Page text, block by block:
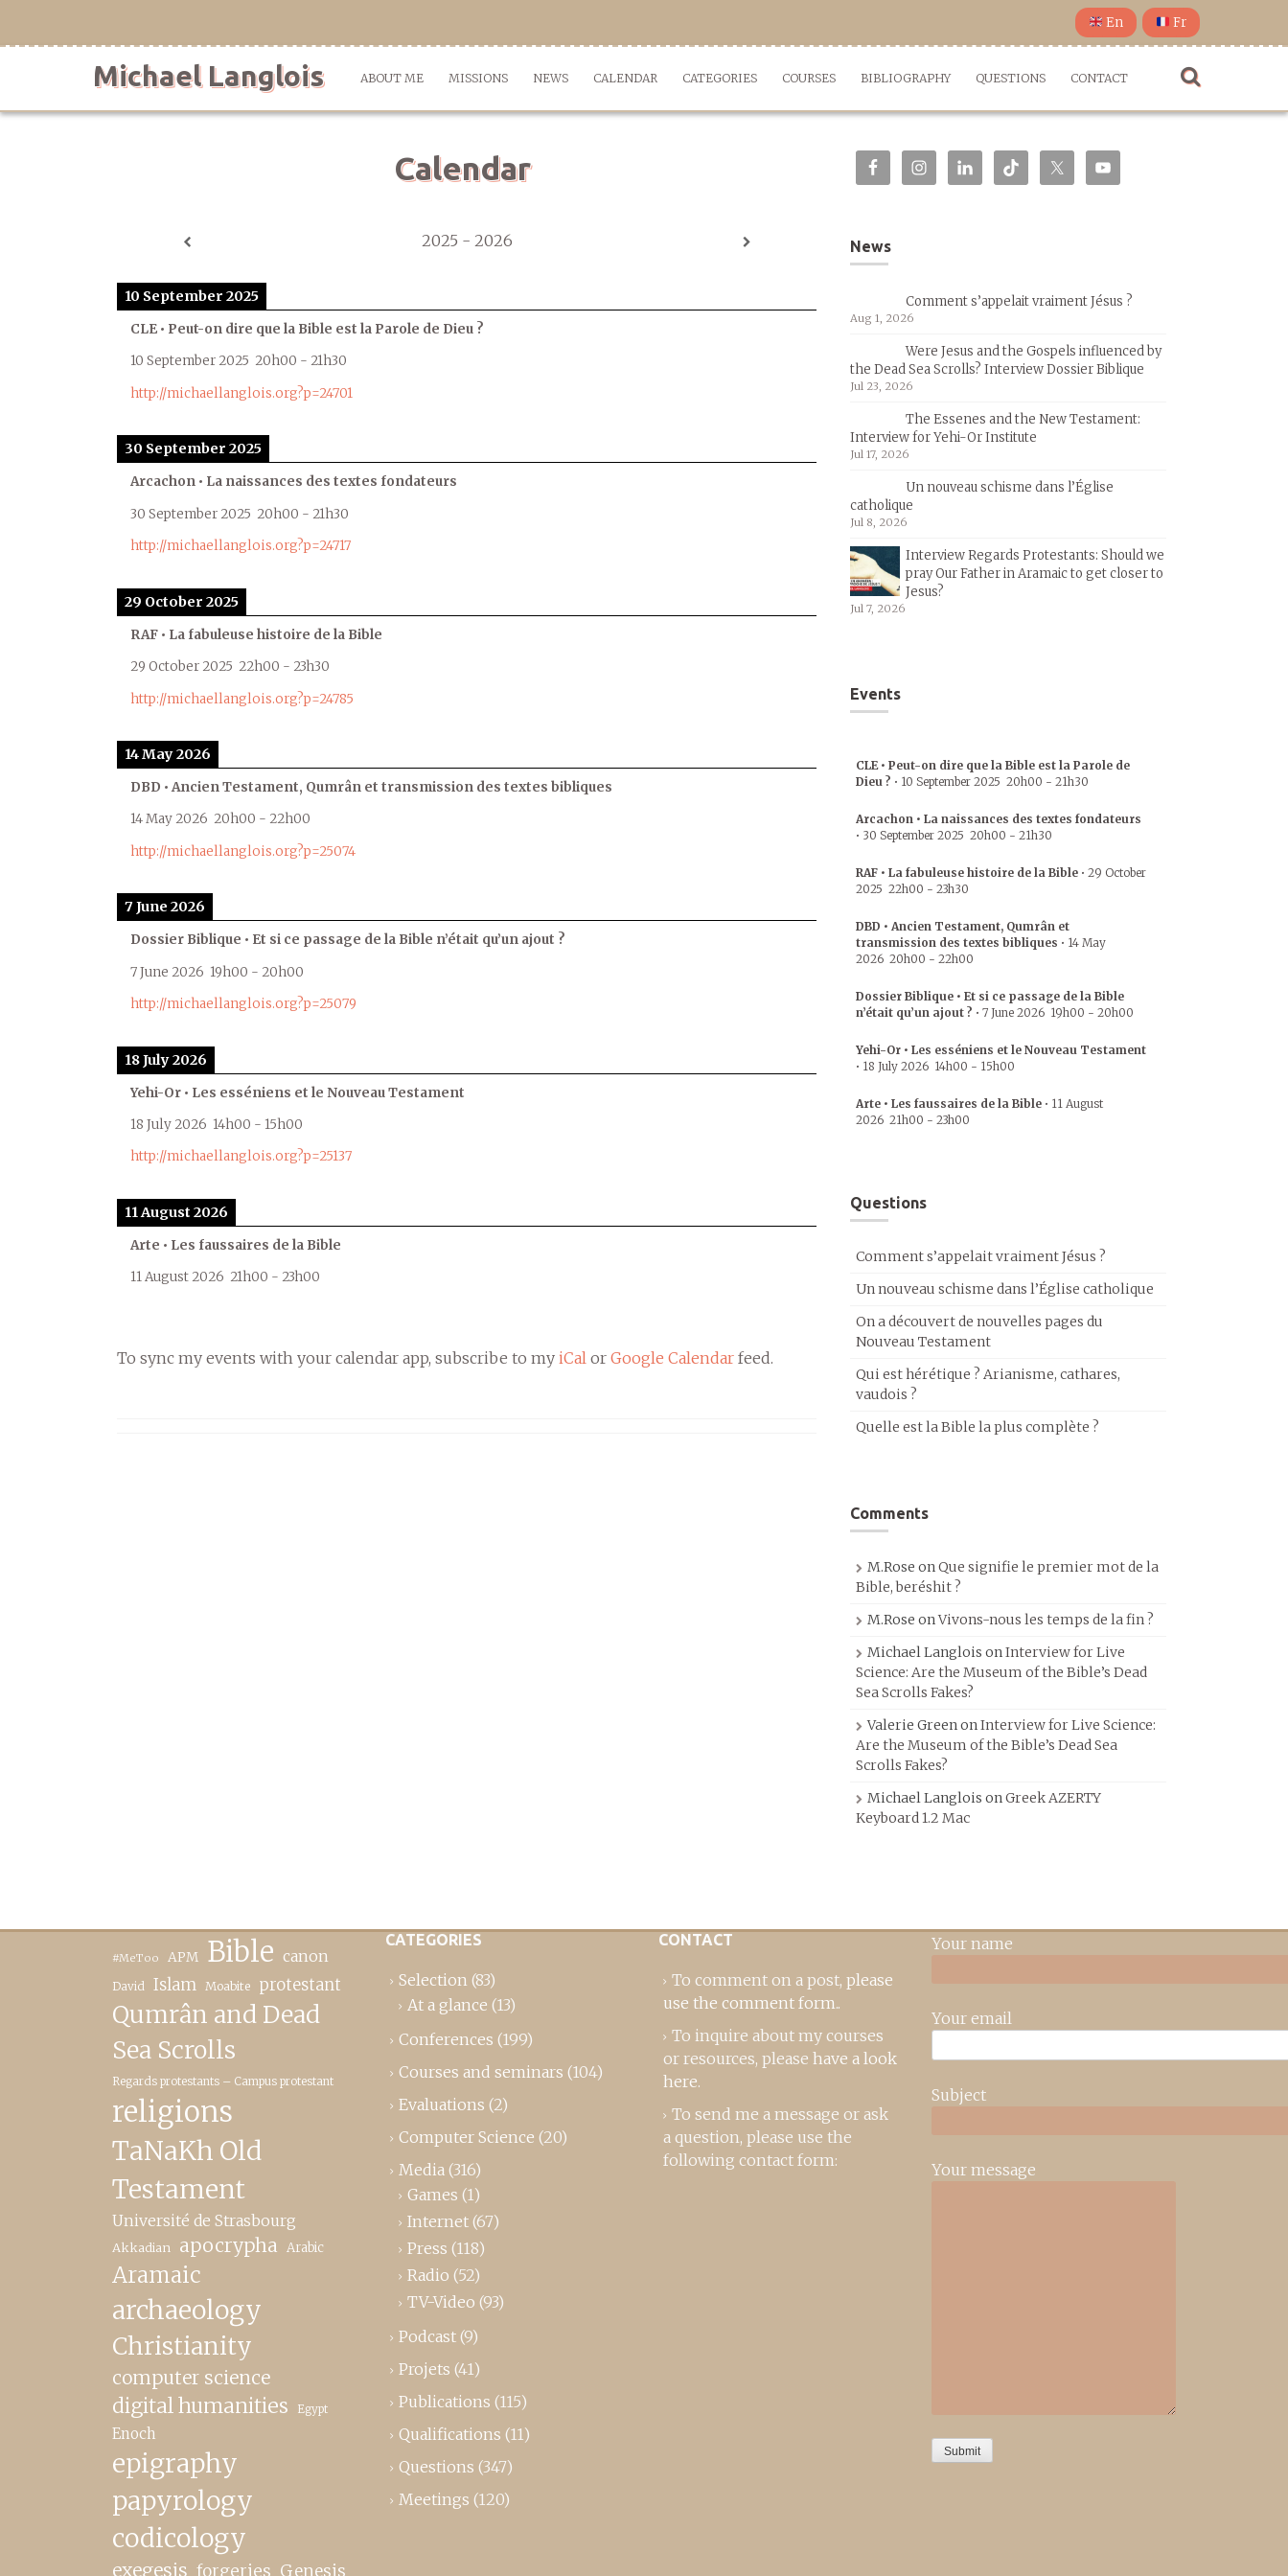
En Fr
Michael Langlois ABOUT ME MISSIONS NEWS CALENDAR CATEGORIES COURSES BIBLIOGRAPHY QUESTIONS CONTACT
Calendar
2025 - 2026
10 September 2025
CLE • Peut-on dire que la Bible est la Parole de Dieu ?
10 September 2025 20h00 - 21h30
http://michaellanglois.org?p=24701
30 September 2025
Arcachon • La naissances des textes fondateurs
30 September 2025 20h00 - 21h30
http://michaellanglois.org?p=24717
29 October 2025
RAF • La fabuleuse histoire de la Bible
29 October 2025 22h00 - 23h30
http://michaellanglois.org?p=24785
14 May 2026
DBD • Ancien Testament, Qumrân et transmission des textes bibliques
14 May 2026 20h00 - 22h00
http://michaellanglois.org?p=25074
7 June 2026
Dossier Biblique • Et si ce passage de la Bible n’était qu’un ajout ?
7 June 2026 19h00 - 20h00
http://michaellanglois.org?p=25079
18 July 2026
Yehi-Or • Les esséniens et le Nouveau Testament
18 July 2026 14h00 - 15h00
http://michaellanglois.org?p=25137
11 August 2026
Arte • Les faussaires de la Bible
11 August 2026 21h00 - 23h00
To sync my events with your calendar app, subscribe to my iCal or Google Calendar feed.
News
Comment s’appelait vraiment Jésus ?
Aug 1, 2026
Were Jesus and the Gospels influenced by
the Dead Sea Scrolls? Interview Dossier Biblique
Jul 23, 2026
The Essenes and the New Testament:
Interview for Yehi-Or Institute
Jul 17, 2026
Un nouveau schisme dans l’Église
catholique
Jul 8, 2026
Interview Regards Protestants: Should we
pray Our Father in Aramaic to get closer to
Jesus?
Jul 7, 2026
Events
CLE • Peut-on dire que la Bible est la Parole de
Dieu ? • 10 September 2025 20h00 - 21h30
Arcachon • La naissances des textes fondateurs
• 30 September 2025 20h00 - 21h30
RAF • La fabuleuse histoire de la Bible • 29 October
2025 22h00 - 23h30
DBD • Ancien Testament, Qumrân et
transmission des textes bibliques • 14 May
2026 20h00 - 22h00
Dossier Biblique • Et si ce passage de la Bible
n’était qu’un ajout ? • 7 June 2026 19h00 - 20h00
Yehi-Or • Les esséniens et le Nouveau Testament
• 18 July 2026 14h00 - 15h00
Arte • Les faussaires de la Bible • 11 August
2026 21h00 - 23h00
Questions
Comment s’appelait vraiment Jésus ?
Un nouveau schisme dans l’Église catholique
On a découvert de nouvelles pages du
Nouveau Testament
Qui est hérétique ? Arianisme, cathares,
vaudois ?
Quelle est la Bible la plus complète ?
Comments
M.Rose onQue signifie le premier mot de la
Bible, beréshit ?
M.Rose onVivons-nous les temps de la fin ?
Michael Langlois onInterview for Live
Science: Are the Museum of the Bible’s Dead
Sea Scrolls Fakes?
Valerie GreenonInterview for Live Science:
Are the Museum of the Bible’s Dead Sea
Scrolls Fakes?
Michael Langlois onGreek AZERTY
Keyboard 1.2 Mac
#MeToo APM Bible canon
David Islam Moabite protestant
Qumrân and Dead
Sea Scrolls
Regards protestants – Campus protestant
religions
TaNaKh Old
Testament
Université de Strasbourg
Akkadian apocrypha Arabic
Aramaic
archaeology
Christianity
computer science
digital humanities Egypt
Enoch
epigraphy
papyrology
codicology
exegesis forgeries Genesis
CATEGORIES
Selection (83)
At a glance (13)
Conferences (199)
Courses and seminars (104)
Evaluations (2)
Computer Science (20)
Media (316)
Games (1)
Internet (67)
Press (118)
Radio (52)
TV-Video (93)
Podcast (9)
Projets (41)
Publications (115)
Qualifications (11)
Questions (347)
Meetings (120)
CONTACT
To comment on a post, please
use the comment form..
To inquire about my courses
or resources, please have a look
here.
To send me a message or ask
a question, please use the
following contact form:
Your name
Your email
Subject
Your message